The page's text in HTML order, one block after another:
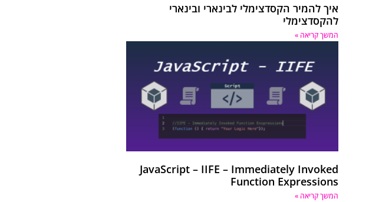
איך להמיר הקסדצימלי לבינארי ובינארי
להקסדצימלי
המשך קריאה »
JavaScript – IIFE – Immediately Invoked
Function Expressions
המשך קריאה »